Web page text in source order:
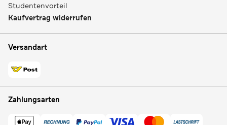
Studentenvorteil
Kaufvertrag widerrufen
Versandart
Zahlungsarten